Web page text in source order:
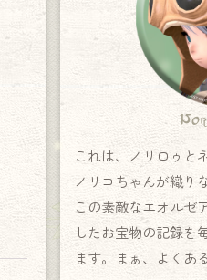
これは、ノリロゥと
ノリコちゃんが織り
この素敵なエオルゼ
したお宝物の記録を
ます。まぁ、よくあ